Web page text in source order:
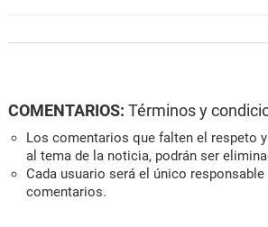
COMENTARIOS: Términos y
Los comentarios que falten el respeto
al tema de la noticia, podrán ser
Cada usuario será el único responsable
comentarios.